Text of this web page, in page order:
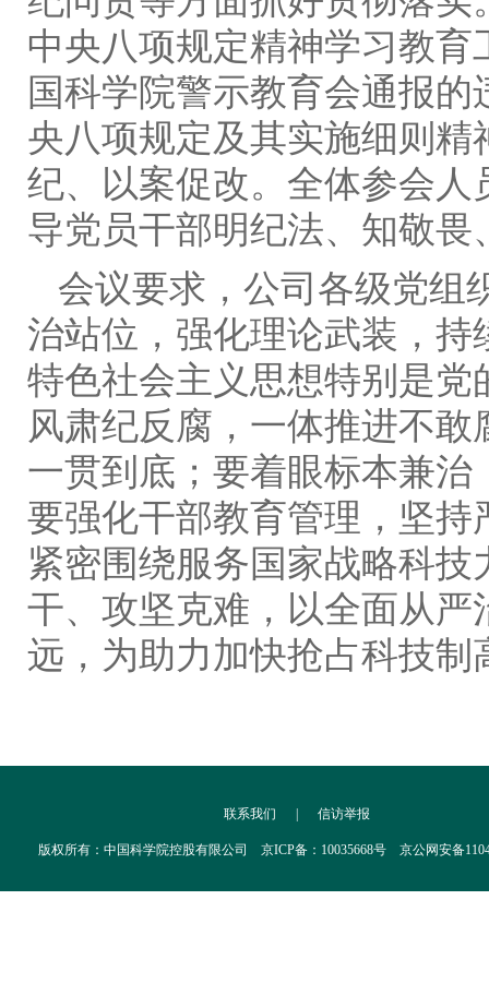
中央八项规定精神学习教
国科学院警示教育会通报
央八项规定及其实施细则
纪、以案促改。全体参会
导党员干部明纪法、知敬畏
会议要求，公司各级党组
治站位，强化理论武装，
特色社会主义思想特别是
风肃纪反腐，一体推进不
一贯到底；要着眼标本兼
要强化干部教育管理，坚
紧密围绕服务国家战略科
干、攻坚克难，以全面从
远，为助力加快抢占科技制
联系我们 | 信访举报
版权所有：中国科学院控股有限公司 京ICP备：10035668号 京公网安备